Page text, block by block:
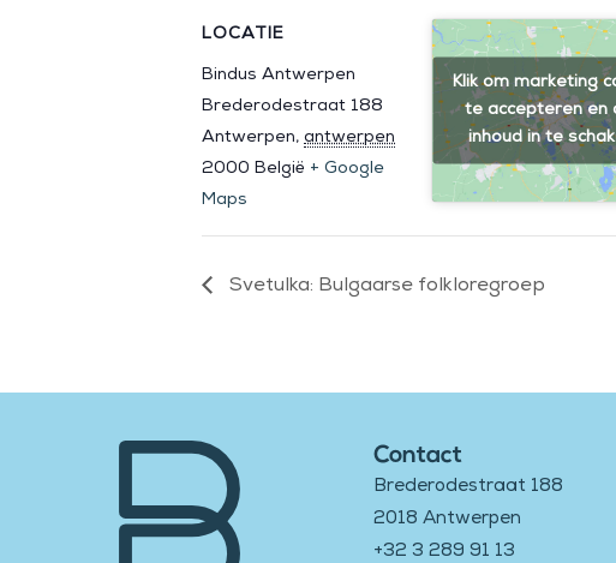
LOCATIE
Bindus Antwerpen
Brederodestraat 188
Antwerpen, antwerpen
2000 België + Google
Maps
Klik om marketing
te accepteren en
inhoud in te
Svetulka: Bulgaarse folkloregroep
Contact
Brederodestraat 188
2018 Antwerpen
+32 3 289 91 13